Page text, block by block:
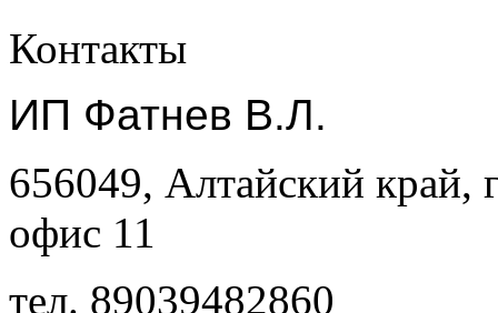
Контакты
ИП Фатнев В.Л.
656049, Алтайский край,
офис 11
тел. 89039482860